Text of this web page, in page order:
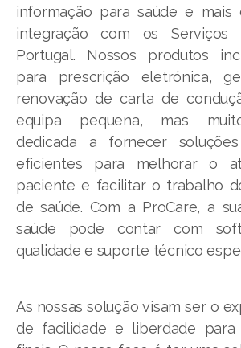
informação para saúde e mais
integração com os Serviços
Portugal. Nossos produtos
para prescrição eletrónica,
renovação de carta de
equipa pequena, mas
dedicada a fornecer
eficientes para melhorar o
paciente e facilitar o trabalho
de saúde. Com a ProCare, a
saúde pode contar com
qualidade e suporte técnico
As nossas solução visam ser o
de facilidade e liberdade para